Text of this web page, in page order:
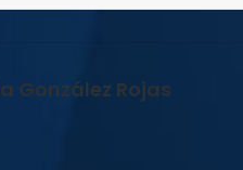
González Rojas